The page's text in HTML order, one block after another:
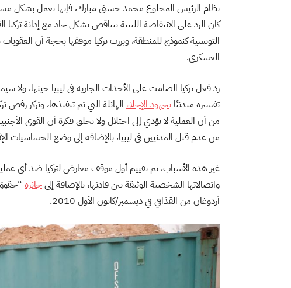
نظام الرئيس المخلوع محمد حسني مبارك، فإنها تعمل بشكل
كان الرد على الانتفاضة الليبية يتناقض بشكل حاد مع إدانة
التونسية كنموذج للمنطقة، وبررت تركيا موقفها بحجة أن
العسكري.
رد فعل تركيا الصامت على الأحداث الجارية في ليبيا حينها، ولا
تفسيره مبدئيًا بجهود الإجلاء الهائلة التي تم تنفيذها، وتركز رفض
من أن العملية لا تؤدي إلى احتلال ولا تخلق فكرة أن القوى
من عدم قتل المدنيين في ليبيا، بالإضافة إلى وضع الحساسيات
غير هذه الأسباب، تم تقييم أول موقف معارض لتركيا ضد أي عملية
واتصالاتها الشخصية الوثيقة بين قادتها، بالإضافة إلىجائزة
أردوغان من القذافي في ديسمبر/كانون الأول 2010.